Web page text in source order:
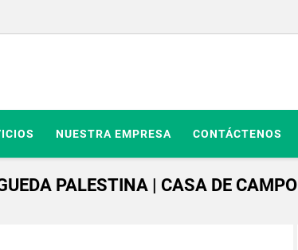
NUESTRA EMPRESA CONTÁCTENOS
PALESTINA | CASA DE CAMPO